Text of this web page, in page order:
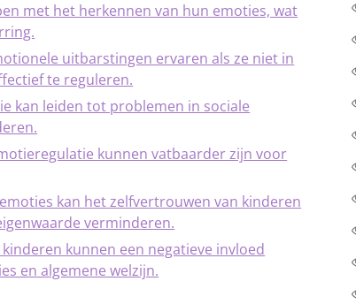
met het herkennen van hun emoties, wat
uitbarstingen ervaren als ze niet in
te reguleren.
kan leiden tot problemen in sociale
kunnen vatbaarder zijn voor
kan het zelfvertrouwen van kinderen
verminderen.
kunnen een negatieve invloed
en algemene welzijn.